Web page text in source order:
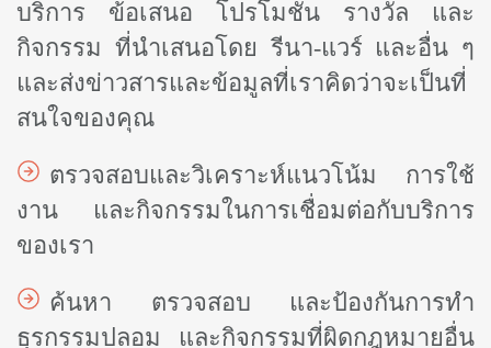
บริการ ข้อเสนอ โปรโมชั่น รางวัล และ
กิจกรรม ที่นำเสนอโดย รีนา-แวร์ และอื่น ๆ
และส่งข่าวสารและข้อมูลที่เราคิดว่าจะเป็นที่
สนใจของคุณ
ตรวจสอบและวิเคราะห์แนวโน้ม การใช้
งาน และกิจกรรมในการเชื่อมต่อกับบริการ
ของเรา
ค้นหา ตรวจสอบ และป้องกันการทำ
ธุรกรรมปลอม และกิจกรรมที่ผิดกฎหมายอื่น